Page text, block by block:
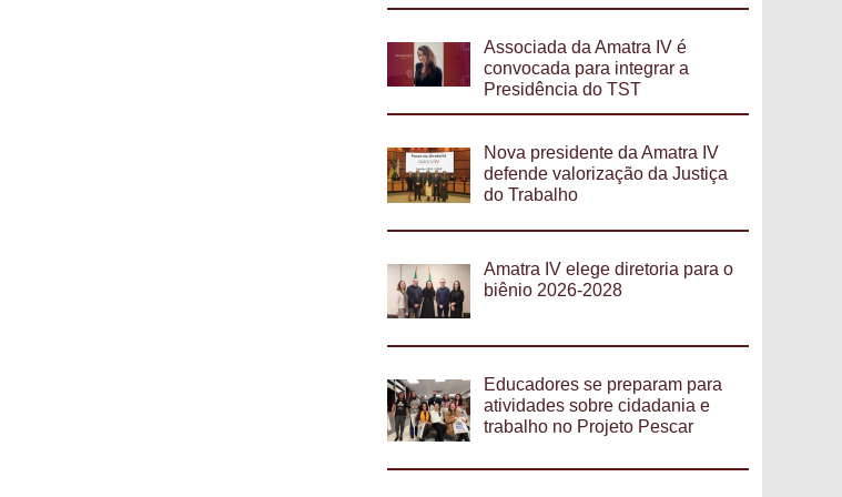
Associada da Amatra IV é
convocada para integrar a
Presidência do TST
Nova presidente da Amatra IV
defende valorização da Justiça
do Trabalho
Amatra IV elege diretoria para o
biênio 2026-2028
Educadores se preparam para
atividades sobre cidadania e
trabalho no Projeto Pescar